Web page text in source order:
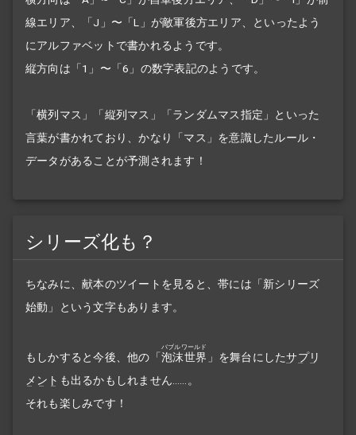
線エリア、「J」〜「L」が敵軍後方エリア、といったよう
にアルファベットで書かれるようです。
縦方向は「1」〜「6」の数字表記のようです。
「横列マス」「縦列マス」「ランダムマス指定」といった
言葉が書かれており、かなり「マス」を意識したルール・
データがあることが予測されます！
シリーズ化も？
ちなみに、献本のツイートを見ると、帯には「新シリーズ
始動」という文字もあります。
もしかすると今後、他の「 泡沫世界
バブルワールド
」を舞台にしたサプリ
メント も出るかもしれません……。
それも楽しみです！